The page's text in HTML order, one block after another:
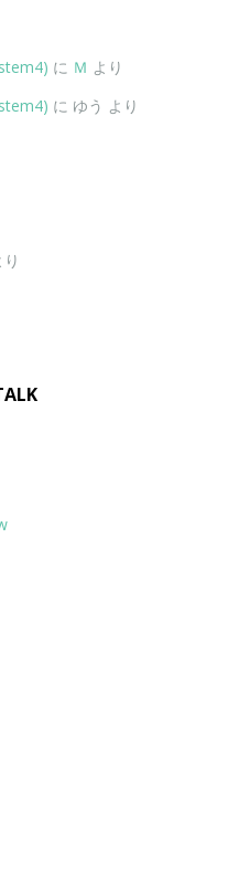
に Ｍ より
に ゆう より
り